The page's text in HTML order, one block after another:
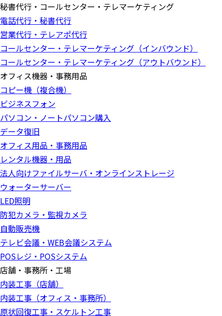
秘書代行・コールセンター・テレマーケティング
電話代行・秘書代行
営業代行・テレアポ代行
コールセンター・テレマーケティング（インバウンド）
コールセンター・テレマーケティング（アウトバウンド）
オフィス機器・事務用品
コピー機（複合機）
ビジネスフォン
パソコン・ノートパソコン購入
データ復旧
オフィス用品・事務用品
レンタル機器・用品
法人向けファイルサーバ・オンラインストレージ
ウォーターサーバー
LED照明
防犯カメラ・監視カメラ
自動販売機
テレビ会議・WEB会議システム
POSレジ・POSシステム
店舗・事務所・工場
内装工事（店舗）
内装工事（オフィス・事務所）
原状回復工事・スケルトン工事